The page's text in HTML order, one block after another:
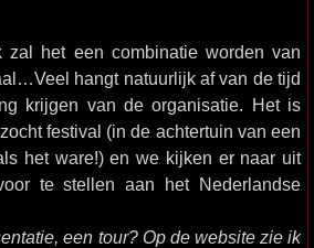
zal het een combinatie worden van
hangt natuurlijk af van de tijd
krijgen van de organisatie. Het is
festival (in de achtertuin van een
het ware!) en we kijken er naar uit
te stellen aan het Nederlandse
een tour? Op de website zie ik